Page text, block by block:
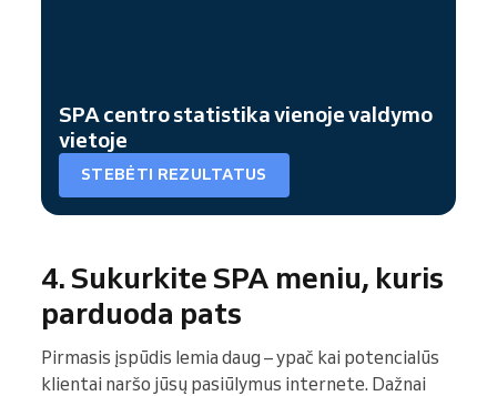
SPA centro statistika vienoje valdymo
vietoje
STEBĖTI REZULTATUS
4. Sukurkite SPA meniu, kuris
parduoda pats
Pirmasis įspūdis lemia daug – ypač kai potencialūs
klientai naršo jūsų pasiūlymus internete. Dažnai